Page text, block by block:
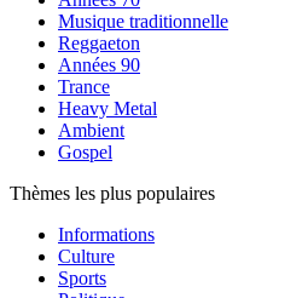
Musique traditionnelle
Reggaeton
Années 90
Trance
Heavy Metal
Ambient
Gospel
Thèmes les plus populaires
Informations
Culture
Sports